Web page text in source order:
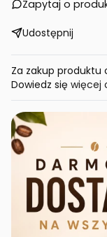
Zapytaj o
Udostępnij
Za zakup produktu
Dowiedz się więcej